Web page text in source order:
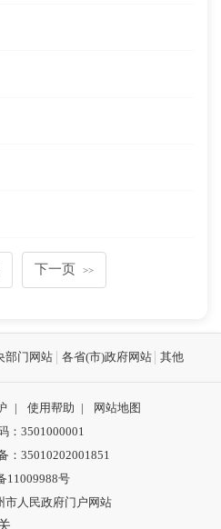
下一页 >>
部门网站 各省(市)政府网站 其他
| 使用帮助 |
网站地图
：3501000001
： 35010202001851
11009988号
市人民政府门户网站